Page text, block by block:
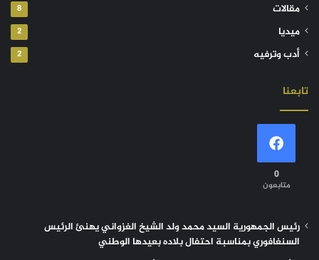
مقالات 8
ميديا 2
أدب وترفيه 2
تابعنا
0
متابعون
رئيس الجمهورية السيد محمد ولد الشيخ الغزواني يهنئ الرئيس
السنغافوري بمناسبة احتفال بلاده بعيدها الوطني